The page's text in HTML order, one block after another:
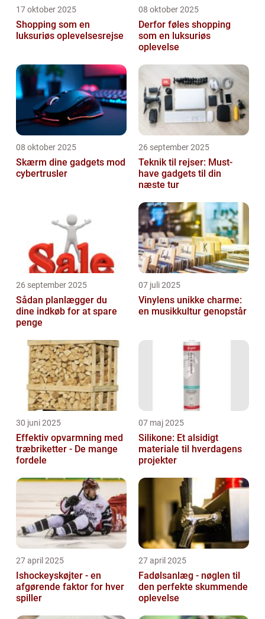
17 oktober 2025
Shopping som en
luksuriøs oplevelsesrejse
08 oktober 2025
Derfor føles shopping
som en luksuriøs
oplevelse
08 oktober 2025
Skærm dine gadgets mod
cybertrusler
26 september 2025
Teknik til rejser: Must-
have gadgets til din
næste tur
26 september 2025
Sådan planlægger du
dine indkøb for at spare
penge
07 juli 2025
Vinylens unikke charme:
en musikkultur genopstår
30 juni 2025
Effektiv opvarmning med
træbriketter - De mange
fordele
07 maj 2025
Silikone: Et alsidigt
materiale til hverdagens
projekter
27 april 2025
Ishockeyskøjter - en
afgørende faktor for hver
spiller
27 april 2025
Fadølsanlæg - nøglen til
den perfekte skummende
oplevelse